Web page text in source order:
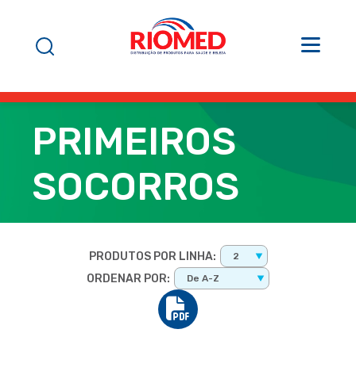
PRIMEIROS
SOCORROS
PRODUTOS POR LINHA: 2
ORDENAR POR: De A-Z